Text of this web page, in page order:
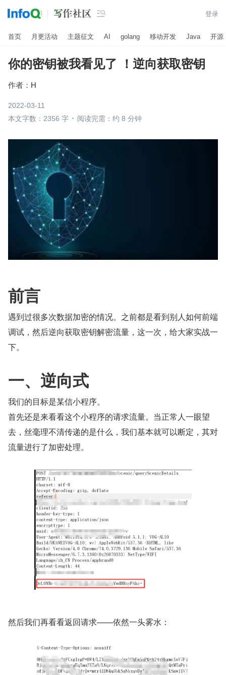
 登录
首页 月更活动 主题征文 AI golang 移动开发 Java 开源
你的密钥被我看见了 ！逆向获取密钥
作者： H
2022-03-11
本文字数：2356 字
阅读完需：约 8 分钟
前言
遇到过很多次数据加密的情况。之前都是看到别人如何前端
调试，然后逆向获取密钥解密流量，这一次，给大家实战一
下。
一、逆向式
我们的目标是某信小程序。
首先还是来看看这个小程序的请求流量。当正常人一眼望
去，丝毫理不清传递的是什么，我们基本就可以断定，其对
流量进行了加密处理。
然后我们再看看返回请求——依然一头雾水：